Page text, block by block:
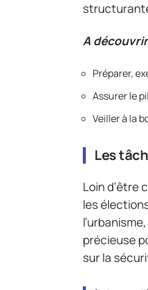
A
Préparer,
Assurer le
Veiller à la
Les
Loin d’être
les
précieuse
sur la